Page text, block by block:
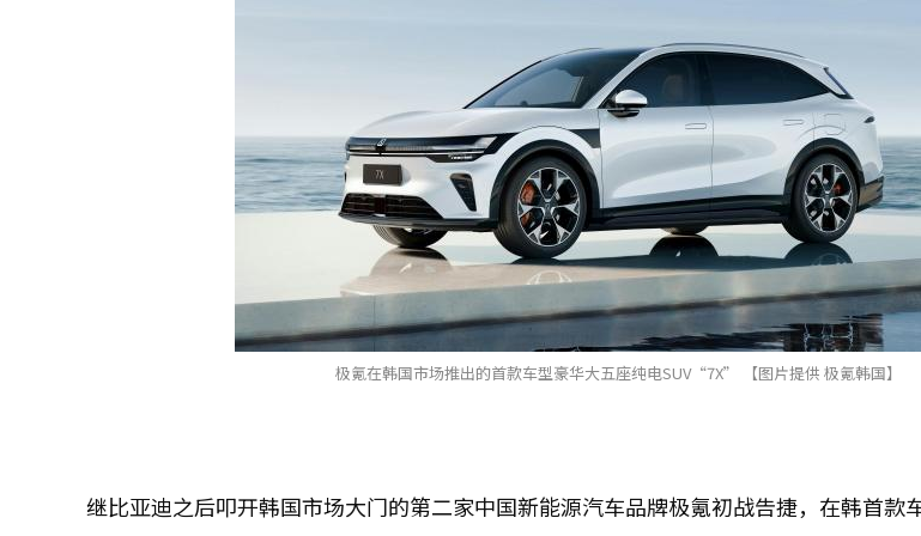
极氪在韩国市场推出的首款车型豪华大五座纯电SUV“7X” 【图片提供 极氪韩国】
继比亚迪之后叩开韩国市场大门的第二家中国新能源汽车品牌极氪初战告捷，在韩首